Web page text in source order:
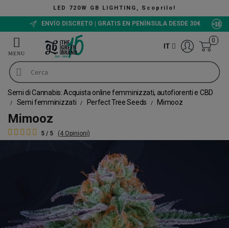
The Green Bucket CBD,
ENVÍO DISCRETO | GRATIS EN PENÍNSULA DESDE 30€
IT
0
Semi di Cannabis: Acquista online femminizzati, autofiorenti e CBD
Semi femminizzati
Perfect Tree Seeds Mimooz
Mimooz
5 / 5 (4 Opinioni)